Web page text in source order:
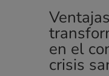
en el
crisis